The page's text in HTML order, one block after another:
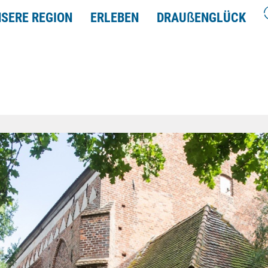
REGION ERLEBEN DRAUßENGLÜCK